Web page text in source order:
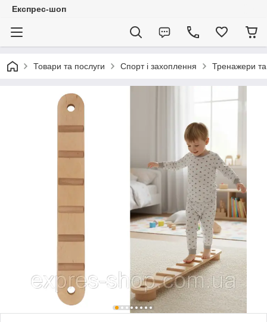
Експрес-шоп
Товари та послуги Спорт і захоплення Тренажери